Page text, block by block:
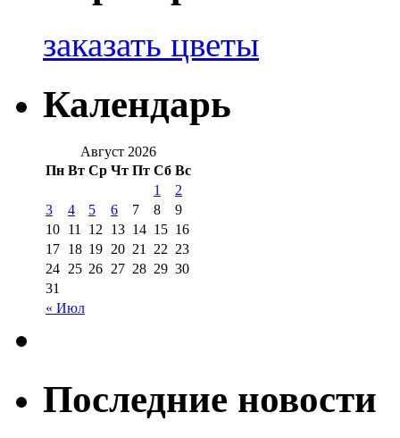
заказать цветы
Календарь
Август 2026
Пн Вт Ср Чт Пт Сб Вс
« Июл
1
2
3
4 5 6 7 8
9
10 11 12 13 14 15 16
17 18 19 20 21 22 23
24 25 26 27 28 29 30
31
Последние новости